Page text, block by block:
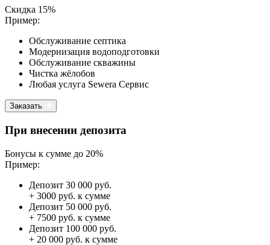
Скидка 15%
Пример:
Обслуживание септика
Модернизация водоподготовки
Обслуживание скважины
Чистка жёлобов
Любая услуга Sewera Сервис
Заказать
При внесении депозита
Бонусы к сумме до 20%
Пример:
Депозит 30 000 руб.
+ 3000 руб. к сумме
Депозит 50 000 руб.
+ 7500 руб. к сумме
Депозит 100 000 руб.
+ 20 000 руб. к сумме